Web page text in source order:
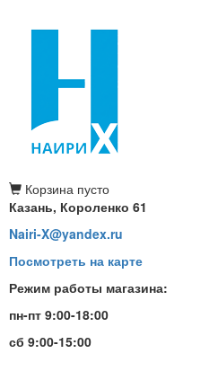
Корзина пусто
Казань, Короленко 61
Nairi-X@yandex.ru
Посмотреть на карте
Режим работы магазина:
пн-пт 9:00-18:00
сб 9:00-15:00